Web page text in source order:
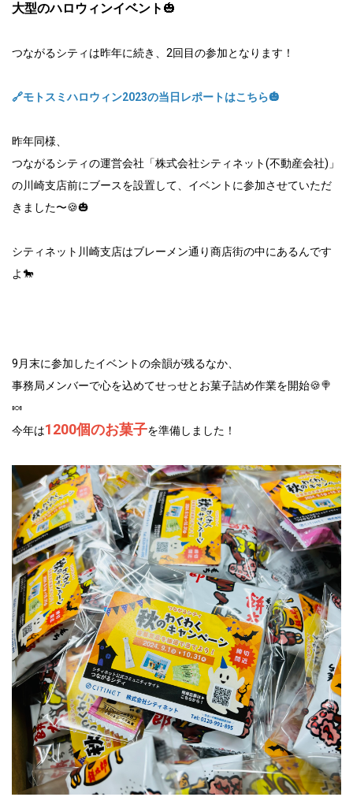
大型のハロウィンイベント 🎃
つながるシティは昨年に続き、2回目の参加となります！
🔗モトスミハロウィン2023の当日レポートはこちら🎃
昨年同様、
つながるシティの運営会社「株式会社シティネット(不動産会社)」
の川崎支店前にブースを設置して、イベントに参加させていただ
きました〜🍪🎃
シティネット川崎支店はブレーメン通り商店街の中にあるんです
よ🐎
9月末に参加したイベントの余韻が残るなか、
事務局メンバーで心を込めてせっせとお菓子詰め作業を開始🍪🍭
🍬
今年は1200個のお菓子を準備しました！